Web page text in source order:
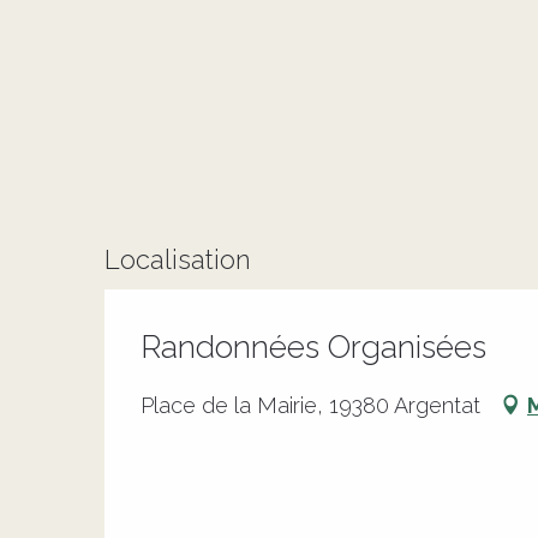
Localisation
Randonnées Organisées
Place de la Mairie, 19380 Argentat